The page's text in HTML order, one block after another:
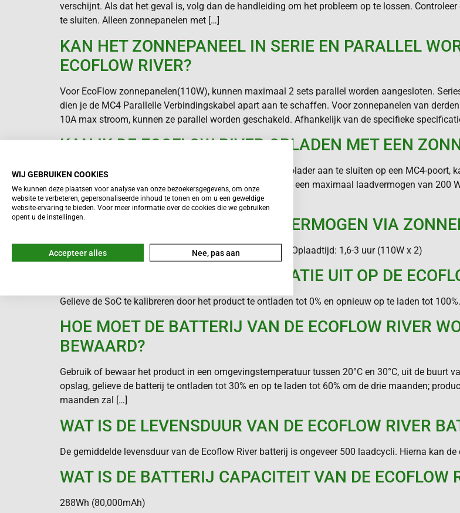
verschijnt. Als dat het geval is, volg dan de handleiding om het probleem op te lossen.
te sluiten. Alleen zonnepanelen met […]
KAN HET ZONNEPANEEL IN SERIE EN PARALLEL
ECOFLOW RIVER?
Voor EcoFlow zonnepanelen(110W), kunnen maximaal 2 sets parallel worden aangesloten.
dien je de MC4 Parallelle Verbindingskabel apart aan te schaffen. Voor zonnepanelen van
10A max stroom, kunnen ze parallel worden geschakeld. Afhankelijk van de specifieke
KAN IK DE ECOFLOW RIVER OPLADEN MET EEN
RIVER ondersteunt universele MC4-poorten. Door de autolader aan te sluiten op een MC4-poort,
markt. Wij raden aan om zonnepanelen te gebruiken met een maximaal laadvermogen van 200
stroomsterkte van 10 A gelijkstroom.
WAT IS HET MAXIMALE LAADVERMOGEN VIA
Opladen via zonne-energie: 200W, 10-25V, DC 10A (Max)Oplaadtijd: 1,6-3 uur (110W x 2)
HOE VOER IK EEN SOC-KALIBRATIE UIT OP DE
Gelieve de SoC te kalibreren door het product te ontladen tot 0% en opnieuw op te laden tot 100%.
HOE MOET DE BATTERIJ VAN DE ECOFLOW RIVER
BEWAARD?
Gebruik of bewaar het product in een omgevingstemperatuur tussen 20°C en 30°C, uit de buurt
opslag, gelieve de batterij te ontladen tot 30% en op te laden tot 60% om de drie maanden;
maanden zal […]
WAT IS DE LEVENSDUUR VAN DE ECOFLOW RIVER
De gemiddelde levensduur van de Ecoflow River batterij is ongeveer 500 laadcycli. Hierna kan
WAT IS DE BATTERIJ CAPACITEIT VAN DE ECOFLOW
288Wh (80,000mAh)
WIJ GEBRUIKEN COOKIES
We kunnen deze plaatsen voor analyse van onze bezoekersgegevens, om onze
website te verbeteren, gepersonaliseerde inhoud te tonen en om u een geweldige
website-ervaring te bieden. Voor meer informatie over de cookies die we gebruiken
opent u de instellingen.
Accepteer alles Nee, pas aan